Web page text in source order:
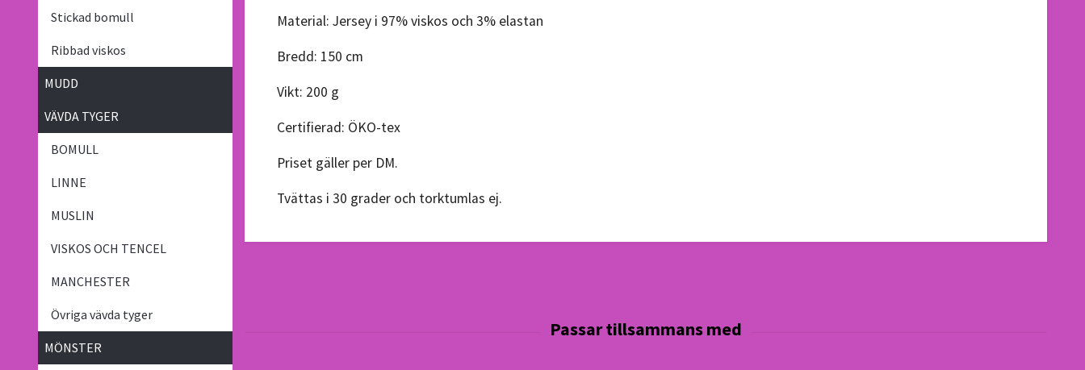
Stickad bomull
Ribbad viskos
MUDD
VÄVDA TYGER
BOMULL
LINNE
MUSLIN
VISKOS OCH TENCEL
MANCHESTER
Övriga vävda tyger
MÖNSTER
Material: Jersey i 97% viskos och 3% elastan
Bredd: 150 cm
Vikt: 200 g
Certifierad: ÖKO-tex
Priset gäller per DM.
Tvättas i 30 grader och torktumlas ej.